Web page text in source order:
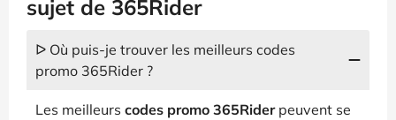
sujet de 365Rider
ᐅ Où puis-je trouver les meilleurs codes
promo 365Rider ?
Les meilleurs codes promo 365Riderpeuvent se